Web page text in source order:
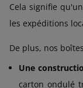
Cela signifie
les expéditions
De plus, nos
Une
carton ondulé